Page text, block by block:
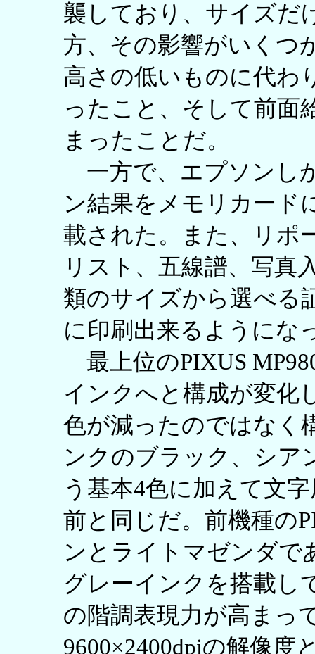
襲しており、サイズだ
方、その影響がいくつ
高さの低いものに代わ
ったこと、そして前面
まったことだ。
一方で、エプソンし
ン結果をメモリカード
載された。また、リポ
リスト、五線譜、写真
類のサイズから選べる
に印刷出来るようにな
最上位のPIXUS
インクへと構成が変化
色が減ったのではなく
ンクのブラック、シア
う基本4色に加えて文
前と同じだ。前機種の
ンとライトマゼンダで
グレーインクを搭載し
の階調表現力が高まっ
9600×2400dpiの解像度